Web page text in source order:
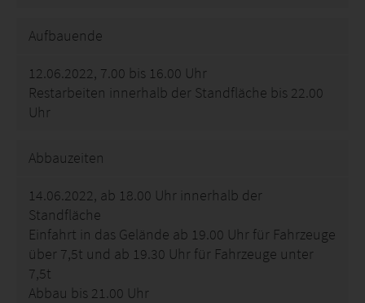
Aufbauende
12.06.2022, 7.00 bis 16.00 Uhr
Restarbeiten innerhalb der Standfläche bis 22.00
Uhr
Abbauzeiten
14.06.2022, ab 18.00 Uhr innerhalb der
Standfläche
Einfahrt in das Gelände ab 19.00 Uhr für Fahrzeuge
über 7,5t und ab 19.30 Uhr für Fahrzeuge unter
7,5t
Abbau bis 21.00 Uhr